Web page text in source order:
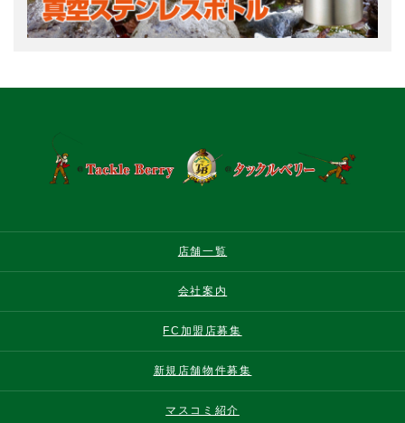
店舗一覧
会社案内
FC加盟店募集
新規店舗物件募集
マスコミ紹介